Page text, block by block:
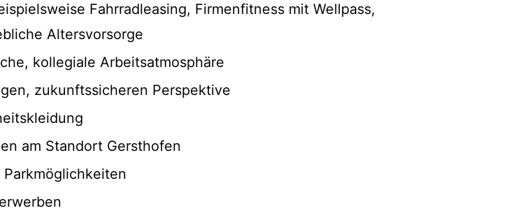
Fahrradleasing, Firmenfitness mit Wellpass,
Altersvorsorge
kollegiale Arbeitsatmosphäre
zukunftssicheren Perspektive
am Standort Gersthofen